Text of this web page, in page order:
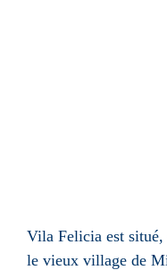
Vila Felicia est situé,
le vieux village de